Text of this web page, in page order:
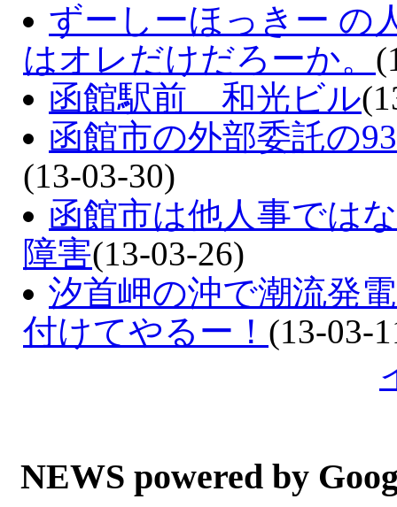
ずーしーほっきー の
はオレだけだろーか。
函館駅前 和光ビル
函館市の外部委託の
(13-03-30)
函館市は他人事では
障害(13-03-26)
汐首岬の沖で潮流発
付けてやるー！ (13-03-
NEWS powered by